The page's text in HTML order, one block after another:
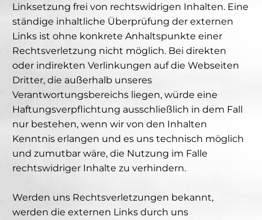
Linksetzung frei von rechtswidrigen Inhalten. Eine
ständige inhaltliche Überprüfung der externen
Links ist ohne konkrete Anhaltspunkte einer
Rechtsverletzung nicht möglich. Bei direkten
oder indirekten Verlinkungen auf die Webseiten
Dritter, die außerhalb unseres
Verantwortungsbereichs liegen, würde eine
Haftungsverpflichtung ausschließlich in dem Fall
nur bestehen, wenn wir von den Inhalten
Kenntnis erlangen und es uns technisch möglich
und zumutbar wäre, die Nutzung im Falle
rechtswidriger Inhalte zu verhindern.
Werden uns Rechtsverletzungen bekannt,
werden die externen Links durch uns